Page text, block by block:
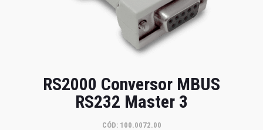
RS2000 Conversor MBUS
RS232 Master 3
CÓD: 100.0072.00